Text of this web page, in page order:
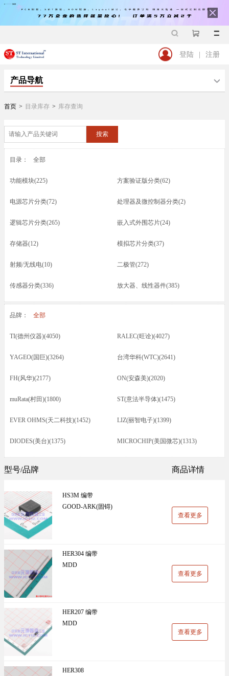
登陆 | 注册
产品导航
首页 > 目录库存 > 库存查询
搜索
目录： 全部
功能模块(225) 方案验证版分类(62)
电源芯片分类(72) 处理器及微控制器分类(2)
逻辑芯片分类(265) 嵌入式外围芯片(24)
存储器(12) 模拟芯片分类(37)
射频/无线电(10) 二极管(272)
传感器分类(336) 放大器、线性器件(385)
接口芯片分类(166) 驱动器(8)
万能板(14)
品牌： 全部
TI(德州仪器)(4050) RALEC(旺诠)(4027)
YAGEO(国巨)(3264) 台湾华科(WTC)(2641)
FH(风华)(2177) ON(安森美)(2020)
muRata(村田)(1800) ST(意法半导体)(1475)
EVER OHMS(天二科技)(1452) LIZ(丽智电子)(1399)
DIODES(美台)(1375) MICROCHIP(美国微芯)(1313)
UniOhm台湾厚声（授权代理）(983)
国产(926)
LINEAR(凌特)(728) AISHI(艾华集团)(668)
ST(先科)(660)
ADI(亚德诺)(629)
HKR(香港电阻)(619)
型号/品牌 商品详情
HS3M 编带
GOOD-ARK(固锝)
查看更多
HER304 编带
MDD
查看更多
HER207 编带
MDD
查看更多
HER308